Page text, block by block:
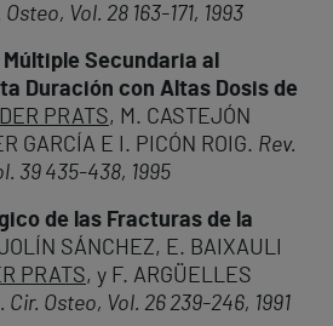
Vol. 28 163-171, 1993
Secundaria al
Duración con Altas Dosis de
PRATS, M. CASTEJÓN
GARCÍA E I. PICÓN ROIG. Rev.
39 435-438, 1995
de las Fracturas de la
SÁNCHEZ, E. BAIXAULI
PRATS, y F. ARGÜELLES
Cir. Osteo, Vol. 26 239-246, 1991